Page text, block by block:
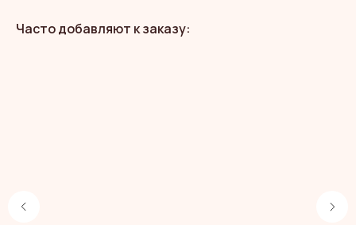
Часто добавляют к заказу:
ПОДАРОК